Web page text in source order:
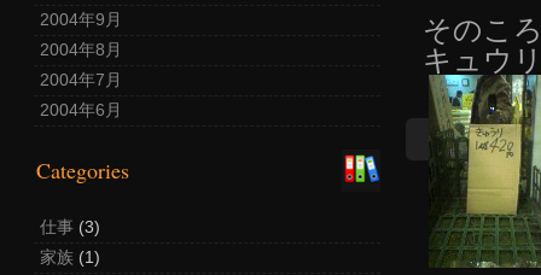
2004年9月
2004年8月
2004年7月
2004年6月
Categories
仕事 (3)
家族 (1)
そのこ
キュウ